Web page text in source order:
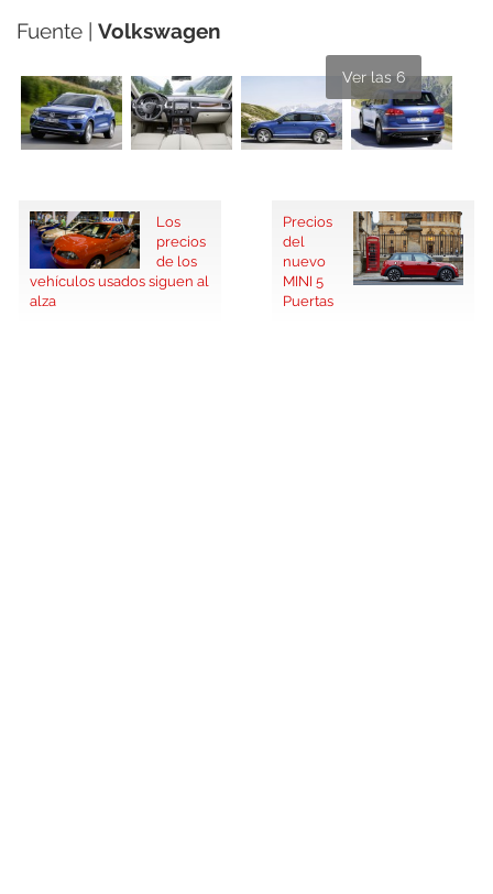
Fuente | Volkswagen
Ver las 6
Los
precios
de los
vehículos usados siguen al
alza
Precios
del
nuevo
MINI 5
Puertas